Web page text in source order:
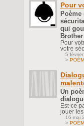
Pour
qui
Brother
Pour
votre
5
>
Un
Est-ce
jouer
16 mai
>